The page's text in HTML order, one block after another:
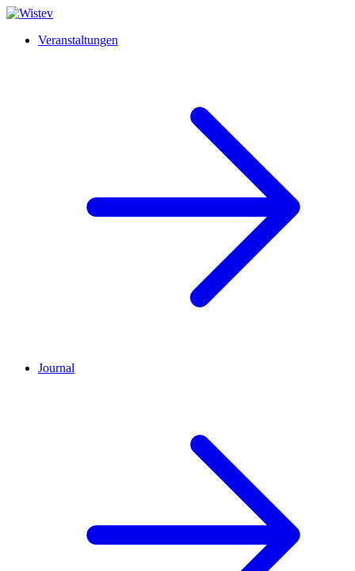
Veranstaltungen
Journal